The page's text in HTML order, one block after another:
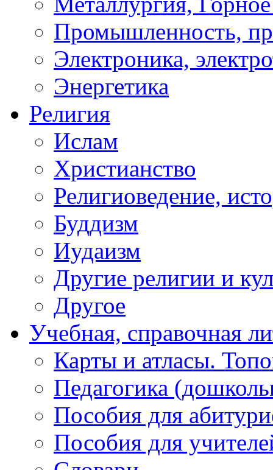
Промышленность,
Электроника,
Энергетика
Религия
Ислам
Христианство
Религиоведение,
Буддизм
Иудаизм
Другие религии и
Другое
Учебная, справочная
Карты и атласы.
Педагогика
Пособия для
Пособия для